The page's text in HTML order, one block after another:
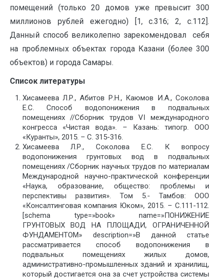
помещений (только 20 домов уже превысит 300
миллионов рублей ежегодно) [1, с.316; 2, с.112].
Данный способ великолепно зарекомендовал себя
на проблемных объектах города Казани (более 300
объектов) и города Самары.
Список литературы
Хисамеева Л.Р., Абитов Р.Н., Каюмов И.А., Соколова
Е.С. Способ водопонижения в подвальных
помещениях //Сборник трудов VI международного
конгресса «Чистая вода». – Казань: типогр. ООО
«Куранты», 2015. – С. 315-316.
Хисамеева Л.Р., Соколова Е.С. К вопросу
водопонижения грунтовых вод в подвальных
помещениях /Сборник научных трудов по материалам
Международной научно-практической конференции
«Наука, образование, общество: проблемы и
перспективы развития». Том 5.- Тамбов: ООО
«Консалтинговая компания Юком», 2015. – С.111-112.
[schema type=»book» name=»ПОНИЖЕНИЕ
ГРУНТОВЫХ ВОД НА ПЛОЩАДИ, ОГРАНИЧЕННОЙ
ФУНДАМЕНТОМ» description=»В данной статье
рассматривается способ водопонижения в
подвальных помещениях жилых домов,
административно-промышленных зданий и хранилищ,
который достигается она за счет устройства системы